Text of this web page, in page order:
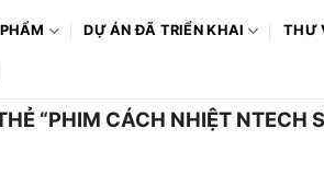
DỰ ÁN ĐÃ TRIỂN KHAI THƯ
“PHIM CÁCH NHIỆT NTECH